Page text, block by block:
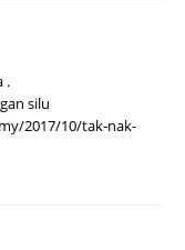
.
silu
2017/10/tak-nak-